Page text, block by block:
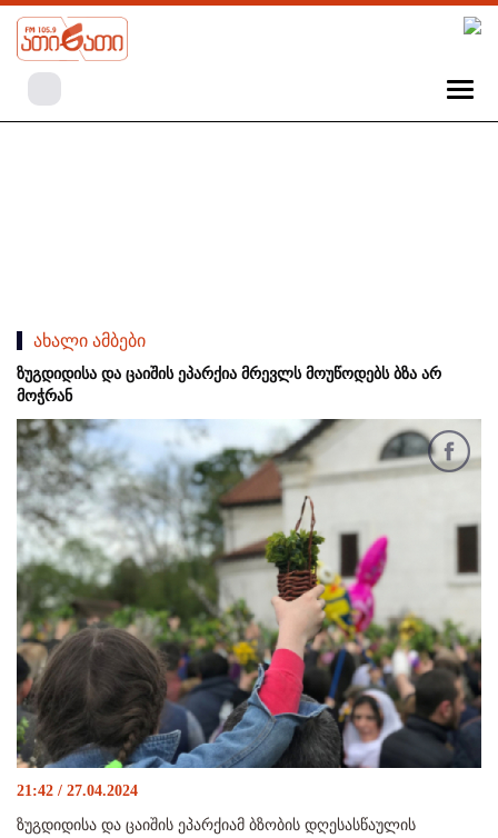
ახალი ამბები
ზუგდიდისა და ცაიშის ეპარქია მრევლს მოუწოდებს ბზა არ
მოჭრან
21:42 / 27.04.2024
ზუგდიდისა და ცაიშის ეპარქიამ ბზობის დღესასწაულის